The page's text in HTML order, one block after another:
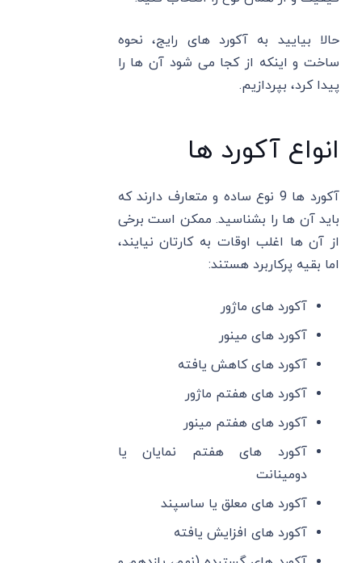
حالا بیایید به آکورد های رایج، نحوه
ساخت و اینکه از کجا می‌ شود آن ها را
پیدا کرد، بپردازیم.
انواع آکورد ها
آکورد ها 9 نوع ساده و متعارف دارند که
باید آن ها را بشناسید. ممکن است برخی
از‌ آن ها اغلب اوقات به کارتان نیایند،
اما بقیه پرکاربرد هستند:
آکورد های ماژور
آکورد های مینور
آکورد های کاهش یافته
آکورد های هفتم ماژور
آکورد های هفتم مینور
آکورد های هفتم نمایان یا
دومینانت
آکورد های معلق یا ساسپند
آکورد های افزایش یافته